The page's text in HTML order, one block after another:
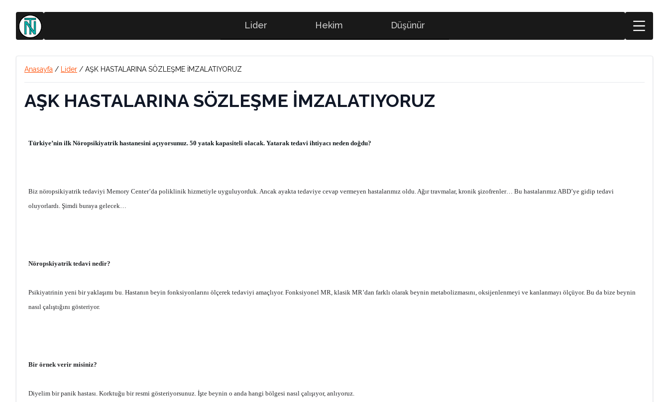
Lider Hekim Düşünür
Anasayfa / Lider / AŞK HASTALARINA SÖZLEŞME İMZALATIYORUZ
AŞK HASTALARINA SÖZLEŞME İMZALATIYORUZ
Türkiye’nin ilk Nöropsikiyatrik hastanesini açıyorsunuz. 50 yatak kapasiteli olacak. Yatarak tedavi ihtiyacı neden doğdu?
Biz nöropsikiyatrik tedaviyi Memory Center’da poliklinik hizmetiyle uyguluyorduk. Ancak ayakta tedaviye cevap vermeyen hastalarımız oldu. Ağır travmalar, kronik şizofrenler… Bu hastalarımız ABD’ye gidip tedavi
oluyorlardı. Şimdi buraya gelecek…
Nöropskiyatrik tedavi nedir?
Psikiyatrinin yeni bir yaklaşımı bu. Hastanın beyin fonksiyonlarını ölçerek tedaviyi amaçlıyor. Fonksiyonel MR, klasik MR’dan farklı olarak beynin metabolizmasını, oksijenlenmeyi ve kanlanmayı ölçüyor. Bu da bize beynin
nasıl çalıştığını gösteriyor.
Bir örnek verir misiniz?
Diyelim bir panik hastası. Korktuğu bir resmi gösteriyorsunuz. İşte beynin o anda hangi bölgesi nasıl çalışıyor, anlıyoruz.